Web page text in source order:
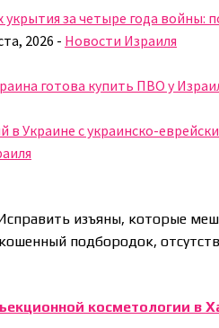
за четыре года войны:
2026 - Новости Израиля
готова купить ПВО у
в Украине с украинско-
изъяны, которые
подбородок,
косметологии в